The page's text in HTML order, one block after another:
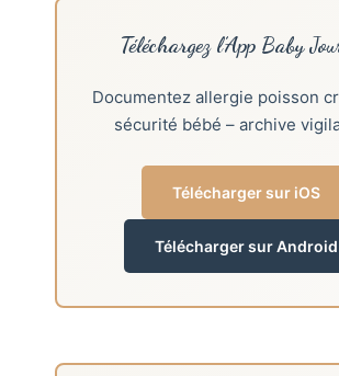
Téléchargez l’App Baby
Documentez allergie poisson
sécurité bébé – archive
Télécharger sur iOS
Télécharger sur Android